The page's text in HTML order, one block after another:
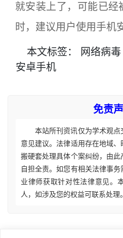
就安装上了，可能已经
时，建议用户使用手机
本文标签： 网络病毒
安卓手机
免责
本站所刊资讯仅为学术观
意见建议。法律适用存在地域
搬硬套处理具体个案纠纷，由
自担全责。如您有相关法律事
业律师获取针对性法律意见。
人，如涉及您的权益可联系处理。